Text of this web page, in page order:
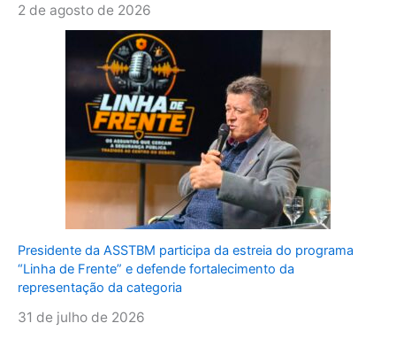
2 de agosto de 2026
Presidente da ASSTBM participa da estreia do programa
“Linha de Frente” e defende fortalecimento da
representação da categoria
31 de julho de 2026